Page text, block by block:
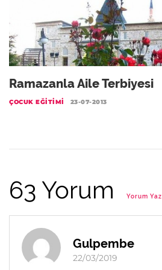
Ramazanla Aile Terbiyesi
ÇOCUK EĞITIMI 23-07-2013
63 Yorum Yorum Yaz
Gulpembe
22/03/2019